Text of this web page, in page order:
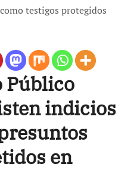
Público
indicios
en